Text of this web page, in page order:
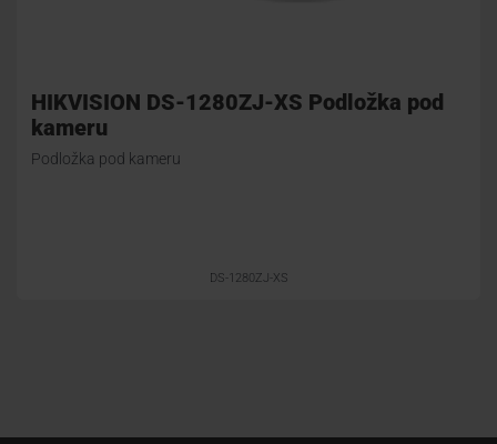
HIKVISION DS-1280ZJ-XS Podložka pod
kameru
Podložka pod kameru
DS-1280ZJ-XS